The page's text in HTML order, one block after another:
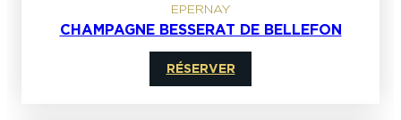
EPERNAY
CHAMPAGNE BESSERAT DE BELLEFON
RÉSERVER